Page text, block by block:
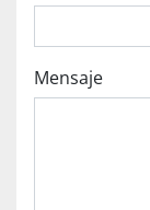
Mensaje